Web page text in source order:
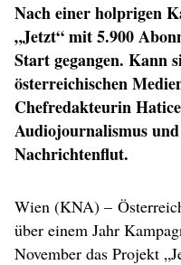
Nach einer holprigen
„Jetzt“ mit 5.900
Start gegangen. Kann
österreichischen
Chefredakteurin
Audiojournalismus
Nachrichtenflut.
Wien (KNA) –
über einem Jahr
November das Projekt